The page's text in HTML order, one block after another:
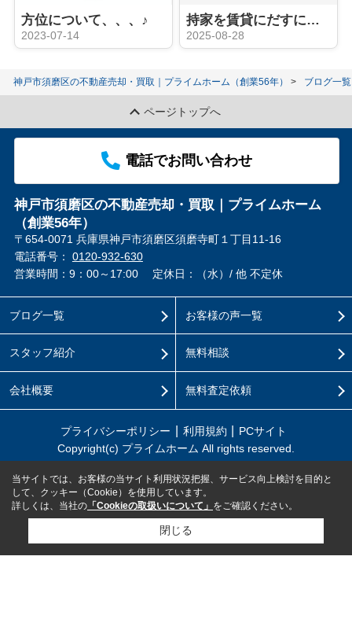
方位について、、、♪
2023-07-14
持家を賃貸にだすには？？メリット・デメリット
2025-08-28
神戸市須磨区の不動産売却・買取｜プライムホーム（創業56年） ブログ一覧
ページトップへ
電話でお問い合わせ
神戸市須磨区の不動産売却・買取｜プライムホーム
（創業56年）
〒654-0071 兵庫県神戸市須磨区須磨寺町１丁目11-16
電話番号： 0120-932-630
営業時間：9：00～17:00
定休日：（水）/ 他 不定休
ブログ一覧
スタッフ紹介
会社概要
お客様の声一覧
無料相談
無料査定依頼
プライバシーポリシー 利用規約
PCサイト
Copyright(c) プライムホーム All rights reserved.
当サイトでは、お客様の当サイト利用状況把握、サービス向上検討を目的と
して、クッキー（Cookie）を使用しています。
詳しくは、当社の 「Cookieの取扱いについて」 をご確認ください。
閉じる